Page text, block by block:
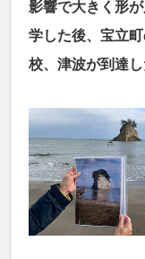
影響で大きく形
学した後、宝立
校、津波が到達